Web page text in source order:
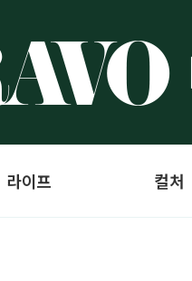
라이프 컬처